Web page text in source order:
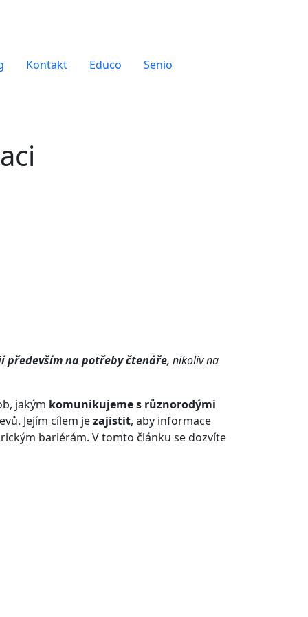
Kontakt Educo Senio
především na potřeby čtenáře, nikoliv na
jakým komunikujeme s různorodými
Jejím cílem jezajistit, aby informace
bariérám. V tomto článku se dozvíte